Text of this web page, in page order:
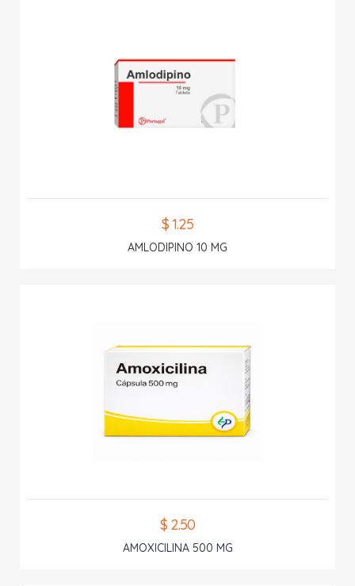
$ 1.25
AMLODIPINO 10 MG
$ 2.50
AMOXICILINA 500 MG